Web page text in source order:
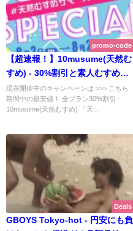
promo-code
【超速報！】10musume(天然む
すめ) - 30%割引と素人むすめの
激エロ動画20夜連続配信攻勢の
サマーキャンペーン！ < 期間限
定 最安値！>
現在開催中のキャンペーンは >>> こちら
期間中の最安値！ 全プラン30%割引 -
10musume(天然むすめ) 「天...
Deals
GBOYS Tokyo-hot - 円安にも負